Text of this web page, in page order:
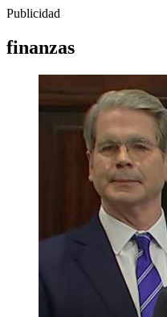
Publicidad
finanzas